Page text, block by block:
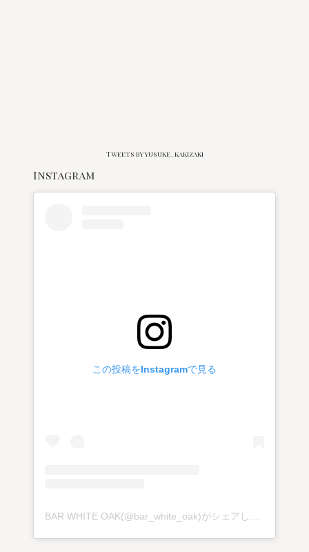
Tweets by yusuke_kakizaki
Instagram
この投稿をInstagramで見る
BAR WHITE OAK(@bar_white_oak)がシェアした投稿